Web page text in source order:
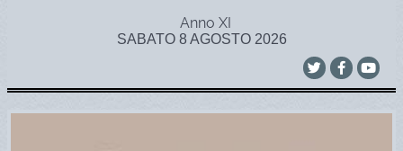
Anno XI
SABATO 8 AGOSTO 2026